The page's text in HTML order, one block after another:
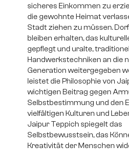
sicheres Einkommen zu
die gewohnte Heimat
Stadt ziehen zu müssen.
bleiben erhalten, das
gepflegt und uralte,
Handwerkstechniken an die
Generation weitergegeben
leistet die Philosophie von
wichtigen Beitrag gegen
Selbstbestimmung und den
vielfältigen Kulturen und
Jaipur Teppich spiegelt das
Selbstbewusstsein, das
Kreativität der Menschen